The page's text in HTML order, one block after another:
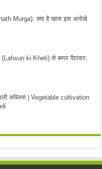
Murga): क्या है खास इस अनोखे
ki Kheti) से बम्पर पैदावार:
सब्जियां | Vegetable cultivation